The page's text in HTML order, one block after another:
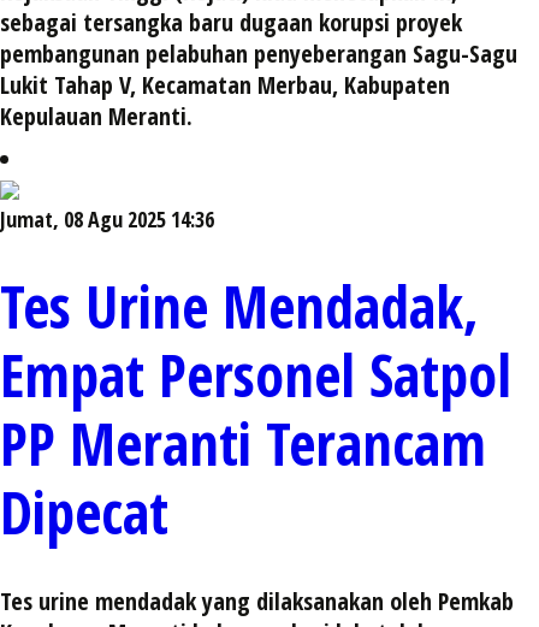
sebagai tersangka baru dugaan korupsi proyek
pembangunan pelabuhan penyeberangan Sagu-Sagu
Lukit Tahap V, Kecamatan Merbau, Kabupaten
Kepulauan Meranti.
Jumat, 08 Agu 2025 14:36
Tes Urine Mendadak,
Empat Personel Satpol
PP Meranti Terancam
Dipecat
Tes urine mendadak yang dilaksanakan oleh Pemkab